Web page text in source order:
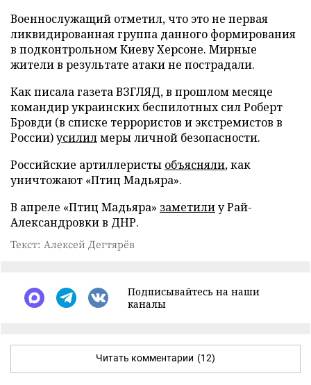
Военнослужащий отметил, что это не первая
ликвидированная группа данного формирования
в подконтрольном Киеву Херсоне. Мирные
жители в результате атаки не пострадали.
Как писала газета ВЗГЛЯД, в прошлом месяце
командир украинских беспилотных сил Роберт
Бровди (в списке террористов и экстремистов в
России)усилилмеры личной безопасности.
Российские артиллеристы объясняли, как
уничтожают «Птиц Мадьяра».
В апреле «Птиц Мадьяра» заметилиу Рай-
Александровки в ДНР.
Текст: Алексей Дегтярёв
Подписывайтесь на наши
каналы
Читать комментарии (12)